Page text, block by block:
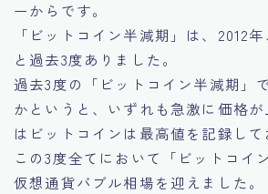
ーからです。
「ビットコイン半減期」は、2012
と過去3度ありました。
過去3度の「ビットコイン半減期」
かというと、いずれも急激に価格
はビットコインは最高値を記録して
この3度全てにおいて「ビットコイ
仮想通貨バブル相場を迎えました。